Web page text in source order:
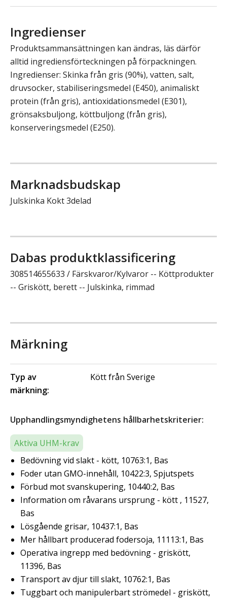
Ingredienser
Produktsammansättningen kan ändras, läs därför
alltid ingrediensförteckningen på förpackningen.
Ingredienser: Skinka från gris (90%), vatten, salt,
druvsocker, stabiliseringsmedel (E450), animaliskt
protein (från gris), antioxidationsmedel (E301),
grönsaksbuljong, köttbuljong (från gris),
konserveringsmedel (E250).
Marknadsbudskap
Julskinka Kokt 3delad
Dabas produktklassificering
308514655633 / Färskvaror/Kylvaror -- Köttprodukter
-- Griskött, berett -- Julskinka, rimmad
Märkning
Typ av
märkning:
Kött från Sverige
Upphandlingsmyndighetens hållbarhetskriterier:
Aktiva UHM-krav
Bedövning vid slakt - kött, 10763:1, Bas
Foder utan GMO-innehåll, 10422:3, Spjutspets
Förbud mot svanskupering, 10440:2, Bas
Information om råvarans ursprung - kött , 11527,
Bas
Lösgående grisar, 10437:1, Bas
Mer hållbart producerad fodersoja, 11113:1, Bas
Operativa ingrepp med bedövning - griskött,
11396, Bas
Transport av djur till slakt, 10762:1, Bas
Tuggbart och manipulerbart strömedel - griskött,